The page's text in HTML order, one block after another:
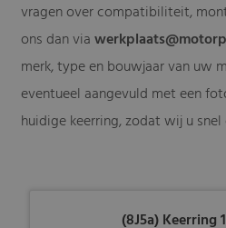
vragen over compatibiliteit,
ons dan via
merk, type en bouwjaar van uw
eventueel aangevuld met een
huidige keerring, zodat wij u
(8J5a) Keerring